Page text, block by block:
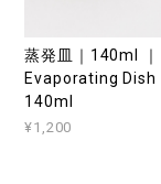
蒸発皿｜140ml ｜
Evaporating Dish
140ml
¥1,200